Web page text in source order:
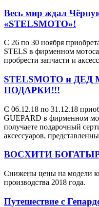
Весь мир ждал
«STELSMOTO»!
С 26 по 30 ноября
STELS в фирменном
пробрести запчасти и
STELSMOTO и
ПОДАРКИ!!!
С 06.12.18 по 31.12.18
GUEPARD в фирменном
получаете подарочный
аксессуаров,
ВОСХИТИ
Снижены цены на модели
производства 2018 года.
Путешествие с